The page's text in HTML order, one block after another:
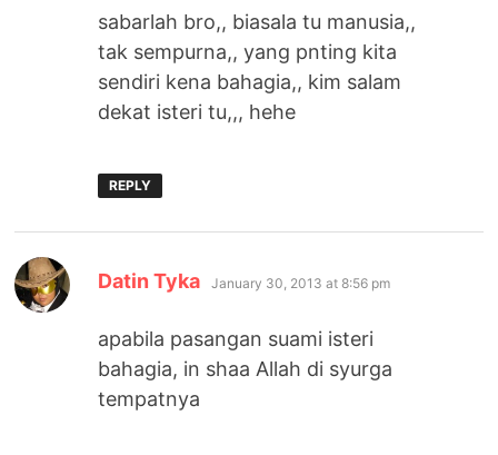
sabarlah bro,, biasala tu manusia,,
tak sempurna,, yang pnting kita
sendiri kena bahagia,, kim salam
dekat isteri tu,,, hehe
REPLY
Datin Tyka says:
January 30, 2013 at 8:56 pm
apabila pasangan suami isteri
bahagia, in shaa Allah di syurga
tempatnya